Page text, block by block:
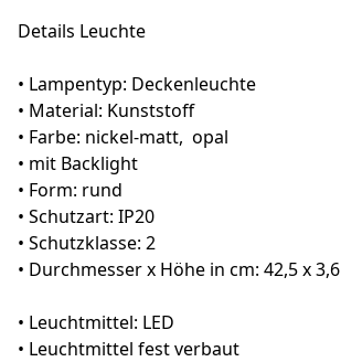
Details Leuchte
• Lampentyp: Deckenleuchte
• Material: Kunststoff
• Farbe: nickel-matt, opal
• mit Backlight
• Form: rund
• Schutzart: IP20
• Schutzklasse: 2
• Durchmesser x Höhe in cm: 42,5 x 3,6
• Leuchtmittel: LED
• Leuchtmittel fest verbaut